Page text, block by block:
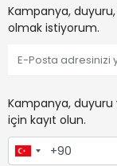
Kampanya,
olmak istiyorum.
Kampanya,
için kayıt olun.